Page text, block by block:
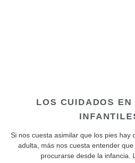
LOS CUIDADOS EN
Si nos cuesta asimilar que los pies hay
adulta, más nos cuesta entender
procurarse desde la infancia.